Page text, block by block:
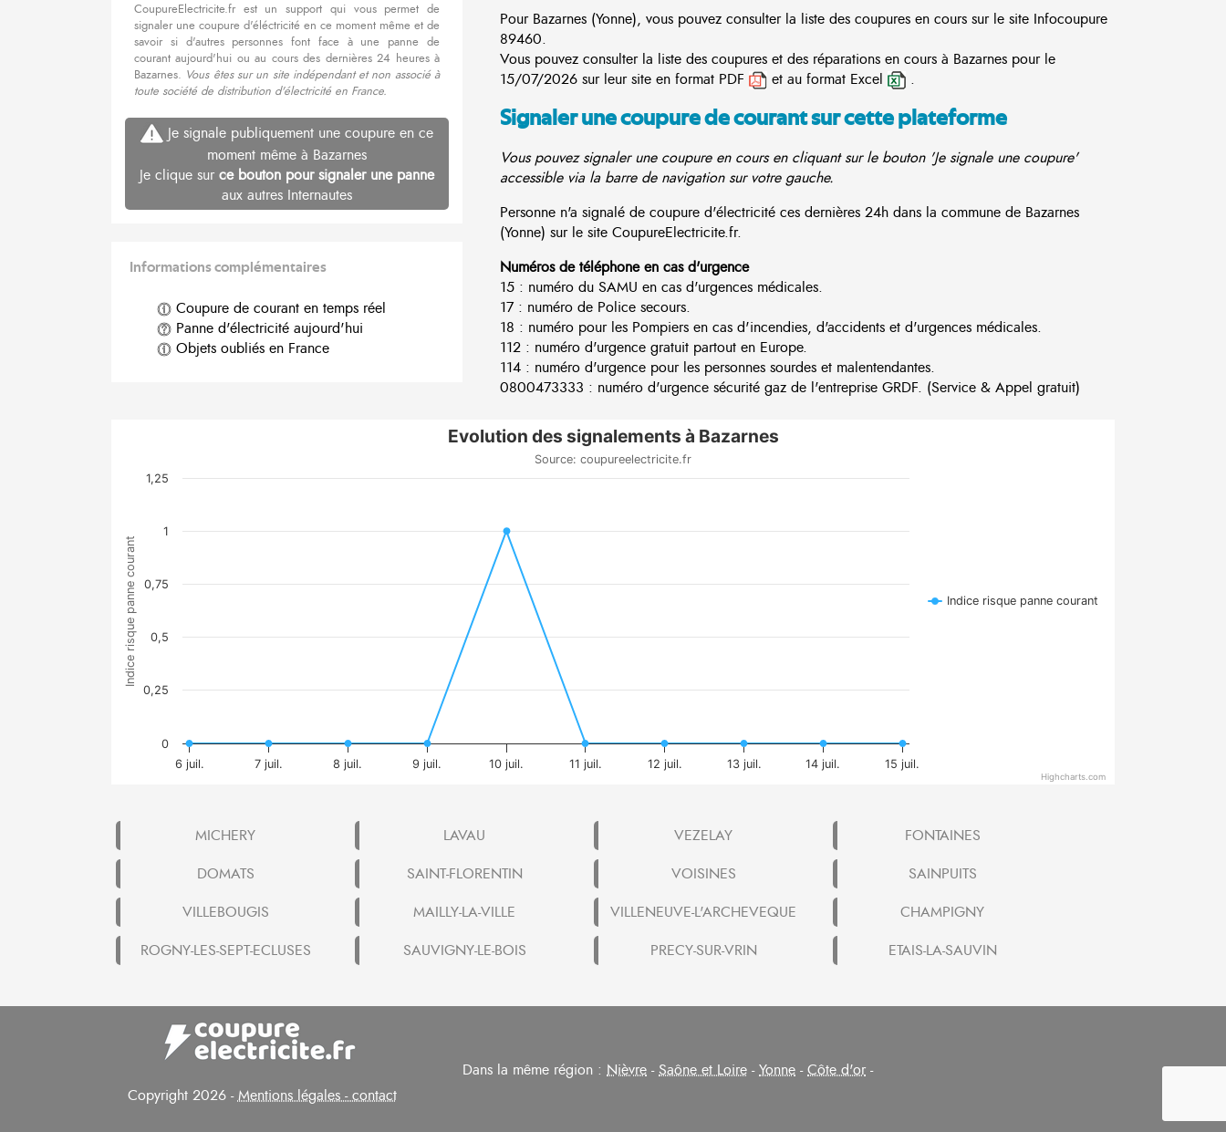
CoupureElectricite.fr est un support qui vous permet de
signaler une coupure d'éléctricité en ce moment même et de
savoir si d'autres personnes font face à une panne de
courant aujourd'hui ou au cours des dernières 24 heures à
Bazarnes. Vous êtes sur un site indépendant et non associé à
toute société de distribution d'électricité en France.
Je signale publiquement une coupure en ce
moment même à Bazarnes
Je clique sur ce bouton pour signaler une panne
aux autres Internautes
Informations complémentaires
Coupure de courant en temps réel
Panne d'électricité aujourd'hui
Objets oubliés en France
Pour Bazarnes (Yonne), vous pouvez consulter la liste des coupures en cours sur le site Infocoupure
89460.
Vous pouvez consulter la liste des coupures et des réparations en cours à Bazarnes pour le
15/07/2026 sur leur site en format PDF
et au format Excel .
Signaler une coupure de courant sur cette plateforme
Vous pouvez signaler une coupure en cours en cliquant sur le bouton 'Je signale une coupure'
accessible via la barre de navigation sur votre gauche.
Personne n'a signalé de coupure d'électricité ces dernières 24h dans la commune de Bazarnes
(Yonne) sur le site CoupureElectricite.fr.
Numéros de téléphone en cas d'urgence
15 : numéro du SAMU en cas d'urgences médicales.
17 : numéro de Police secours.
18 : numéro pour les Pompiers en cas d'incendies, d'accidents et d'urgences médicales.
112 : numéro d'urgence gratuit partout en Europe.
114 : numéro d'urgence pour les personnes sourdes et malentendantes.
0800473333 : numéro d'urgence sécurité gaz de l'entreprise GRDF. (Service & Appel gratuit)
Indice risque panne courant
Evolution des signalements à Bazarnes
Source: coupureelectricite.fr
Indice risque panne courant
6 juil. 7 juil. 8 juil. 9 juil. 10 juil. 11 juil. 12 juil. 13 juil. 14 juil. 15 juil.
0
0,25
0,5
0,75
1
1,25
Highcharts.com
MICHERY LAVAU VEZELAY
FONTAINES
DOMATS
SAINT-FLORENTIN VOISINES
SAINPUITS
VILLEBOUGIS
MAILLY-LA-VILLE VILLENEUVE-L'ARCHEVEQUE
CHAMPIGNY
ROGNY-LES-SEPT-ECLUSES
SAUVIGNY-LE-BOIS PRECY-SUR-VRIN ETAIS-LA-SAUVIN
Copyright 2026 -Mentions légales - contact
Dans la même région : Nièvre -Saône et Loire -Yonne -Côte d'or -